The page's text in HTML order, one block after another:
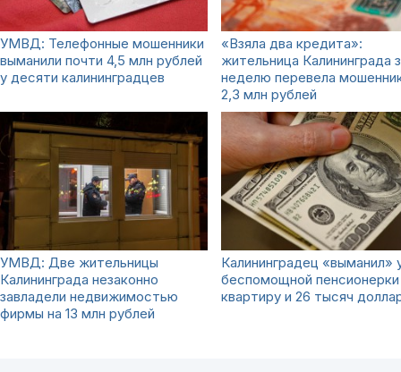
УМВД: Телефонные мошенники
выманили почти 4,5 млн рублей
у десяти калининградцев
«Взяла два кредита»:
жительница Калининграда
неделю перевела
2,3 млн рублей
УМВД: Две жительницы
Калининграда незаконно
завладели недвижимостью
фирмы на 13 млн рублей
Калининградец «выманил»
беспомощной пенсионерки
квартиру и 26 тысяч